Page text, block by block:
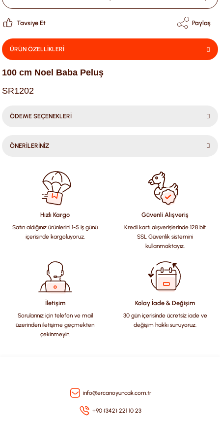
Tavsiye Et Paylaş
ÜRÜN ÖZELLİKLERİ
100 cm Noel Baba Peluş
SR1202
ÖDEME SEÇENEKLERİ
ÖNERİLERİNİZ
konularda yetersiz gördüğünüz noktaları öneri formunu
kullanarak tarafımıza iletebilirsiniz.
Görüş ve önerileriniz için teşekkür ederiz.
Ürün resmi kalitesiz, bozuk veya görüntülenemiyor.
Ürün açıklamasında eksik bilgiler bulunuyor.
Ürün bilgilerinde hatalar bulunuyor.
Ürün fiyatı diğer sitelerden daha pahalı.
Bu ürüne benzer farklı alternatifler olmalı.
Hızlı Kargo
Satın aldığınız ürünlerini 1-5 iş günü
içerisinde kargoluyoruz.
Güvenli Alışveriş
Kredi kartı alışverişlerinde 128 bit
SSL Güvenlik sistemini
kullanmaktayız.
İletişim
Sorularınız için telefon ve mail
üzerinden iletişime geçmekten
çekinmeyin.
Kolay İade & Değişim
30 gün içerisinde ücretsiz iade ve
değişim hakkı sunuyoruz.
info@ercanoyuncak.com.tr
+90 (342) 221 10 23